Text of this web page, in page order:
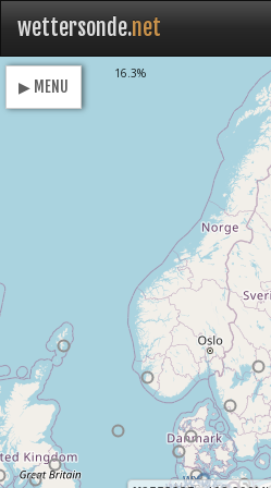
wettersonde.net
▶ MENU
16.3%